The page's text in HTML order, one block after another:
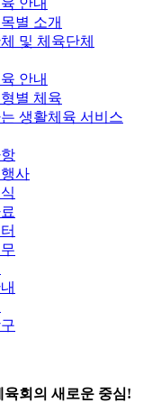
안내
별 소개
및 체육단체
안내
별 체육
생활체육 서비스
사
회의 새로운 중심!